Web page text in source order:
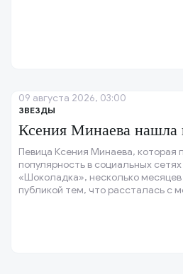
ЗВЕЗДЫ
Ксения Минаева нашла
Певица Ксения Минаева, которая
популярность в социальных
«Шоколадка», несколько
публикой тем, что рассталась с
09 августа 2026, 03:00